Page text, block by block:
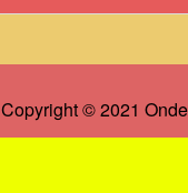
Copyright © 2021